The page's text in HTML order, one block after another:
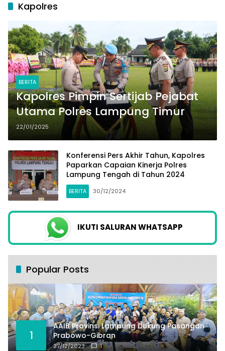
Kapolres
BERITA
Kapolres Pimpin Sertijab Pejabat
Utama Polres Lampung Timur
22/01/2025
Konferensi Pers Akhir Tahun, Kapolres
Paparkan Capaian Kinerja Polres
Lampung Tengah di Tahun 2024
BERITA 30/12/2024
IKUTI SALURAN WHATSAPP
Popular Posts
1
AAIB Provinsi Lampung Dukung Pasangan
Prabowo-Gibran
27/12/2023 1